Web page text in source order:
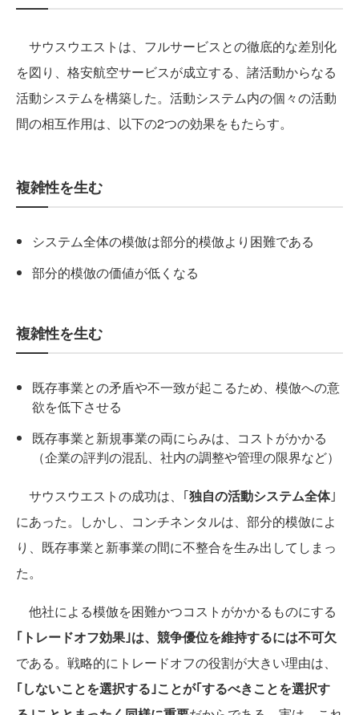
サウスウエストは、フルサービスとの徹底的な差別化
を図り、格安航空サービスが成立する、諸活動からなる
活動システムを構築した。活動システム内の個々の活動
間の相互作用は、以下の2つの効果をもたらす。
複雑性を生む
システム全体の模倣は部分的模倣より困難である
部分的模倣の価値が低くなる
複雑性を生む
既存事業との矛盾や不一致が起こるため、模倣への意
欲を低下させる
既存事業と新規事業の両にらみは、コストがかかる
（企業の評判の混乱、社内の調整や管理の限界など）
サウスウエストの成功は、｢独自の活動システム全体｣
にあった。しかし、コンチネンタルは、部分的模倣によ
り、既存事業と新事業の間に不整合を生み出してしまっ
た。
他社による模倣を困難かつコストがかかるものにする
｢トレードオフ効果｣は、競争優位を維持するには不可欠
である。戦略的にトレードオフの役割が大きい理由は、
｢しないことを選択する｣ことが｢するべきことを選択す